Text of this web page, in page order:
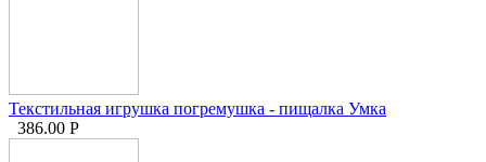
Текстильная игрушка погремушка - пищалка Умка
386.00 Р